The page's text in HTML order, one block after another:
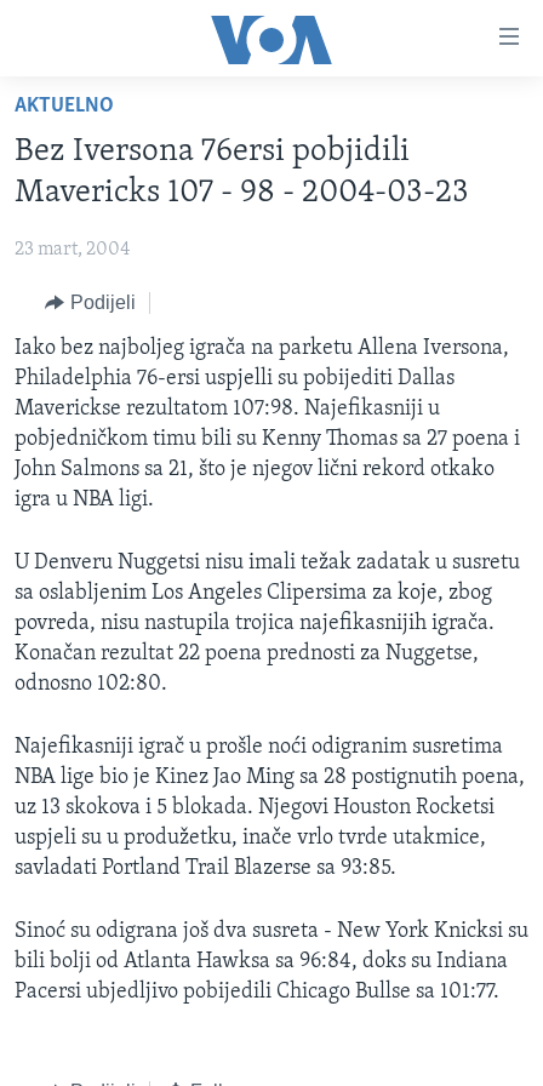
glavni
sadržaj
Pređi
na
glavnu
pretragu
VIJESTI
SJEDINJENE AMERIČKE DRŽAVE
BOSNA I HERCEGOVINA
SVIJET
NAUKA I TEHNOLOGIJA
SPECIJALNI PROJEKTI
KORUPCIJA
SLOBODA MEDIJA
ŽENSKA STRANA
MAGAZIN
O GLASU AMERIKE
Learning English
PRATITE NAS
Jezici
AKTUELNO
Bez Iversona 76ersi pobjidili
Mavericks 107 - 98 - 2004-03-23
23 mart, 2004
Podijeli
Iako bez najboljeg igrača na parketu Allena Iversona,
Philadelphia 76-ersi uspjelli su pobijediti Dallas
Maverickse rezultatom 107:98. Najefikasniji u
pobjedničkom timu bili su Kenny Thomas sa 27 poena i
John Salmons sa 21, što je njegov lični rekord otkako
igra u NBA ligi.
U Denveru Nuggetsi nisu imali težak zadatak u susretu
sa oslabljenim Los Angeles Clipersima za koje, zbog
povreda, nisu nastupila trojica najefikasnijih igrača.
Konačan rezultat 22 poena prednosti za Nuggetse,
odnosno 102:80.
Najefikasniji igrač u prošle noći odigranim susretima
NBA lige bio je Kinez Jao Ming sa 28 postignutih poena,
uz 13 skokova i 5 blokada. Njegovi Houston Rocketsi
uspjeli su u produžetku, inače vrlo tvrde utakmice,
savladati Portland Trail Blazerse sa 93:85.
Sinoć su odigrana još dva susreta - New York Knicksi su
bili bolji od Atlanta Hawksa sa 96:84, doks su Indiana
Pacersi ubjedljivo pobijedili Chicago Bullse sa 101:77.